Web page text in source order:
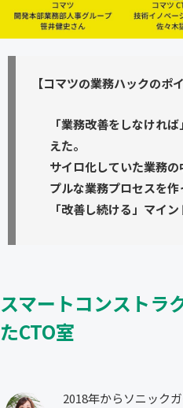
【コマツの業務ハックのポイ
「業務改善をしなけれ
えた。
サイロ化していた業務
プルな業務プロセスを作
「改善し続ける」マイン
スマートコンストラ
たCTO室
2018年からソニック